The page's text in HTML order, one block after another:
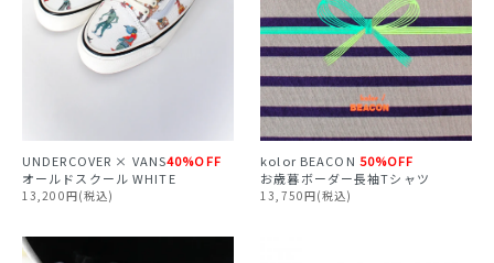
UNDERCOVER × VANS40%OFF
オールドスクール WHITE
13,200円(税込)
kolor BEACON 50%OFF
お歳暮ボーダー長袖Tシャツ
13,750円(税込)